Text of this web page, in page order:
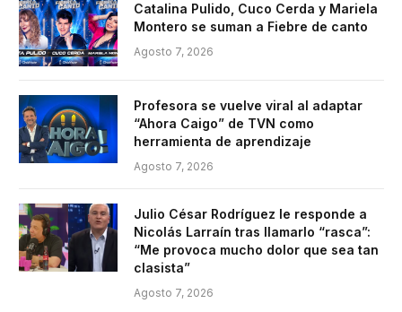
Catalina Pulido, Cuco Cerda y Mariela
Montero se suman a Fiebre de canto
Agosto 7, 2026
Profesora se vuelve viral al adaptar
“Ahora Caigo” de TVN como
herramienta de aprendizaje
Agosto 7, 2026
Julio César Rodríguez le responde a
Nicolás Larraín tras llamarlo “rasca”:
“Me provoca mucho dolor que sea tan
clasista”
Agosto 7, 2026